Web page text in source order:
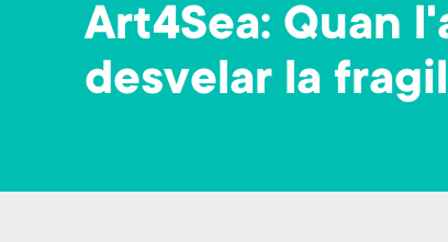
Art4Sea: Quan
desvelar la